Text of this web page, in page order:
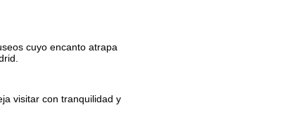
cuyo encanto atrapa
visitar con tranquilidad y